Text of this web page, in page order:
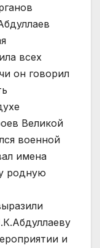
всех
он говорил
Великой
военной
имена
родную
и